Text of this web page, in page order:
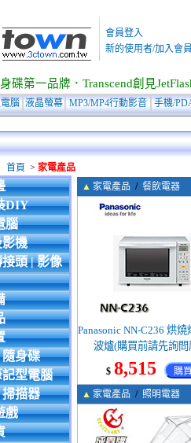
會員登入
新的使用者/加入會員
碟第一品牌．Transcend創見
腦 液晶螢幕 MP3/MP4行動影音 手機/
首頁 > 家電產品
DIY
腦
機
頭 | 影像
身碟
型電腦
描器
戲
▲ 家電產品 / 餐飲電器
Panasonic NN-C236 烘
波爐(購買前請先詢問
$ 8,515 購買
▲ 家電產品 / 照明電器